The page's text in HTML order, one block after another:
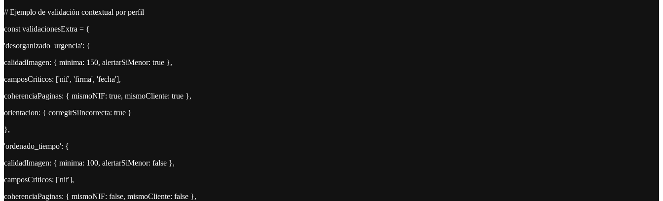
// Ejemplo de validación contextual por perfil
const validacionesExtra = {
'desorganizado_urgencia': {
calidadImagen: { minima: 150, alertarSiMenor: true },
camposCriticos: ['nif', 'firma', 'fecha'],
coherenciaPaginas: { mismoNIF: true, mismoCliente: true },
orientacion: { corregirSiIncorrecta: true }
},
'ordenado_tiempo': {
calidadImagen: { minima: 100, alertarSiMenor: false },
camposCriticos: ['nif'],
coherenciaPaginas: { mismoNIF: false, mismoCliente: false },